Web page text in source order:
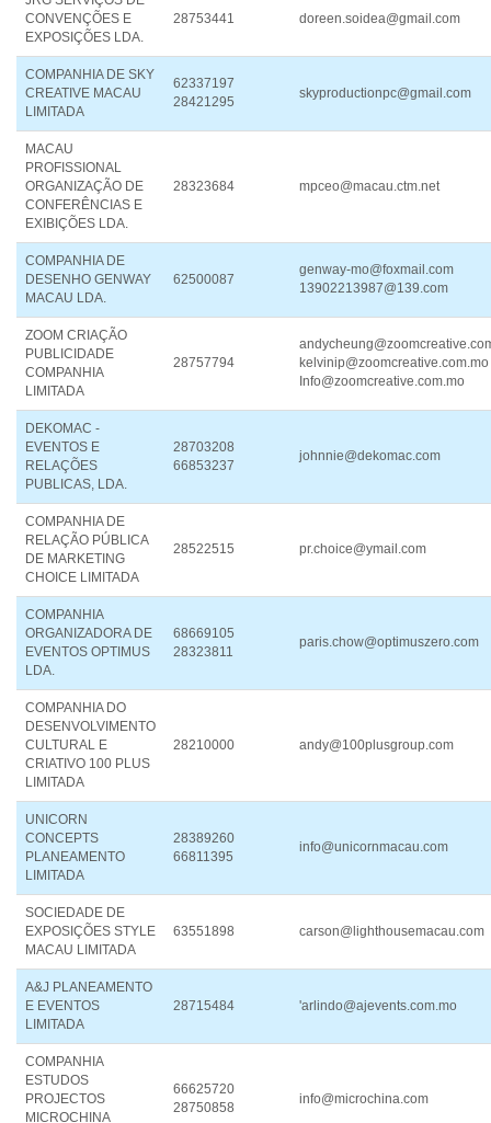
CONVENÇÕES E
EXPOSIÇÕES LDA.
28753441 doreen.soidea@gmail.com
COMPANHIA DE SKY
CREATIVE MACAU
LIMITADA
62337197
28421295
skyproductionpc@gmail.com
MACAU
PROFISSIONAL
ORGANIZAÇÃO DE
CONFERÊNCIAS E
EXIBIÇÕES LDA.
28323684 mpceo@macau.ctm.net
COMPANHIA DE
DESENHO GENWAY
MACAU LDA.
62500087
genway-mo@foxmail.com
13902213987@139.com
ZOOM CRIAÇÃO
PUBLICIDADE
COMPANHIA
LIMITADA
28757794
kelvinip@zoomcreative.com.mo
Info@zoomcreative.com.mo
DEKOMAC -
EVENTOS E
RELAÇÕES
PUBLICAS, LDA.
28703208
66853237
johnnie@dekomac.com
COMPANHIA DE
RELAÇÃO PÚBLICA
DE MARKETING
CHOICE LIMITADA
28522515 pr.choice@ymail.com
COMPANHIA
ORGANIZADORA DE
EVENTOS OPTIMUS
LDA.
68669105
28323811
paris.chow@optimuszero.com
COMPANHIA DO
DESENVOLVIMENTO
CULTURAL E
CRIATIVO 100 PLUS
LIMITADA
28210000 andy@100plusgroup.com
UNICORN
CONCEPTS
PLANEAMENTO
LIMITADA
28389260
66811395
info@unicornmacau.com
SOCIEDADE DE
EXPOSIÇÕES STYLE
MACAU LIMITADA
63551898 carson@lighthousemacau.com
A&J PLANEAMENTO
E EVENTOS
LIMITADA
28715484 'arlindo@ajevents.com.mo
COMPANHIA
ESTUDOS
PROJECTOS
MICROCHINA
66625720
28750858
info@microchina.com